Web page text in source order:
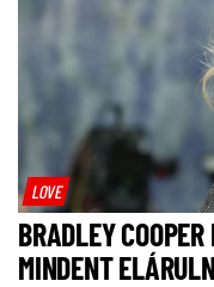
LOVE
BRADLEY
MINDENT